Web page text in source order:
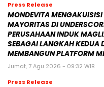
Press Release
MONDEVITA
MAYORITAS DI
PERUSAHAAN INDUK
SEBAGAI LANGKAH KEDUA
MEMBANGUN PLATFORM
Jumat, 7 Agu 2026 - 09:32 WIB
Press Release